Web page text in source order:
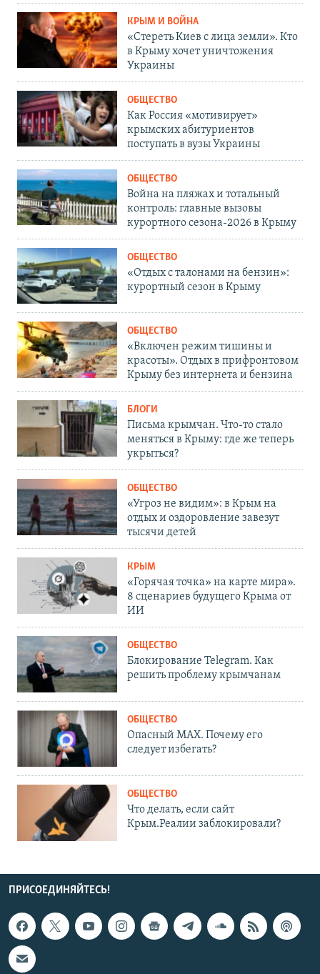
КРЫМ И ВОЙНА
«Стереть Киев с лица земли». Кто
в Крыму хочет уничтожения
Украины
ОБЩЕСТВО
Как Россия «мотивирует»
крымских абитуриентов
поступать в вузы Украины
ОБЩЕСТВО
Война на пляжах и тотальный
контроль: главные вызовы
курортного сезона-2026 в Крыму
ОБЩЕСТВО
«Отдых с талонами на бензин»:
курортный сезон в Крыму
ОБЩЕСТВО
«Включен режим тишины и
красоты». Отдых в прифронтовом
Крыму без интернета и бензина
БЛОГИ
Письма крымчан. Что-то стало
меняться в Крыму: где же теперь
укрыться?
ОБЩЕСТВО
«Угроз не видим»: в Крым на
отдых и оздоровление завезут
тысячи детей
КРЫМ
«Горячая точка» на карте мира».
8 сценариев будущего Крыма от
ИИ
ОБЩЕСТВО
Блокирование Telegram. Как
решить проблему крымчанам
ОБЩЕСТВО
Опасный MAX. Почему его
следует избегать?
ОБЩЕСТВО
Что делать, если сайт
Крым.Реалии заблокировали?
ПРИСОЕДИНЯЙТЕСЬ!